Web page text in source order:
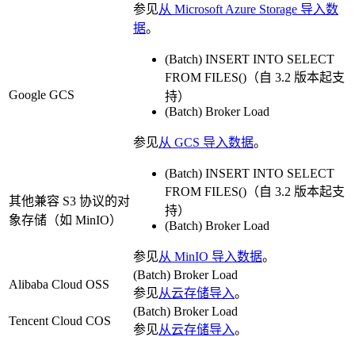
参见从 Microsoft Azure Storage 导入数
据。
Google GCS
(Batch) INSERT INTO SELECT
FROM FILES()（自 3.2 版本起支
持）
(Batch) Broker Load
参见从 GCS 导入数据。
其他兼容 S3 协议的对
象存储（如 MinIO）
(Batch) INSERT INTO SELECT
FROM FILES()（自 3.2 版本起支
持）
(Batch) Broker Load
参见从 MinIO 导入数据。
Alibaba Cloud OSS
(Batch) Broker Load
参见从云存储导入。
Tencent Cloud COS
(Batch) Broker Load
参见从云存储导入。